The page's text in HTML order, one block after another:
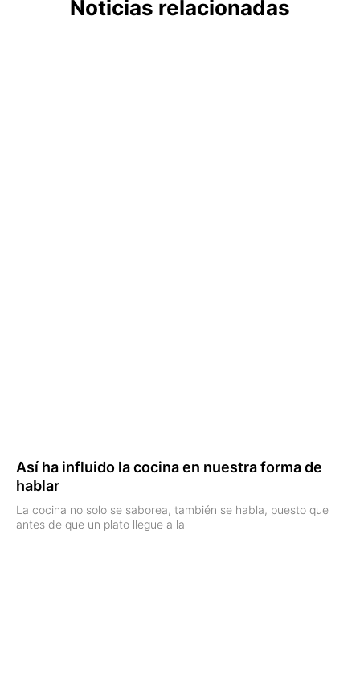
Noticias relacionadas
Así ha influido la cocina en nuestra forma de
hablar
La cocina no solo se saborea, también se habla, puesto que
antes de que un plato llegue a la